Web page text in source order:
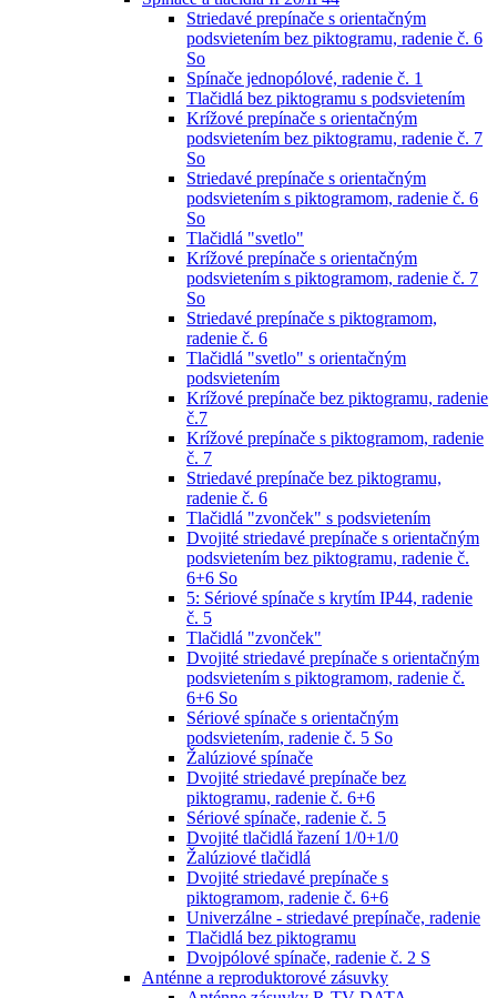
Striedavé prepínače s orientačným
podsvietením bez piktogramu, radenie č. 6
So
Spínače jednopólové, radenie č. 1
Tlačidlá bez piktogramu s podsvietením
Krížové prepínače s orientačným
podsvietením bez piktogramu, radenie č. 7
So
Striedavé prepínače s orientačným
podsvietením s piktogramom, radenie č. 6
So
Tlačidlá "svetlo"
Krížové prepínače s orientačným
podsvietením s piktogramom, radenie č. 7
So
Striedavé prepínače s piktogramom,
radenie č. 6
Tlačidlá "svetlo" s orientačným
podsvietením
Krížové prepínače bez piktogramu, radenie
č.7
Krížové prepínače s piktogramom, radenie
č. 7
Striedavé prepínače bez piktogramu,
radenie č. 6
Tlačidlá "zvonček" s podsvietením
Dvojité striedavé prepínače s orientačným
podsvietením bez piktogramu, radenie č.
6+6 So
5: Sériové spínače s krytím IP44, radenie
č. 5
Tlačidlá "zvonček"
Dvojité striedavé prepínače s orientačným
podsvietením s piktogramom, radenie č.
6+6 So
Sériové spínače s orientačným
podsvietením, radenie č. 5 So
Žalúziové spínače
Dvojité striedavé prepínače bez
piktogramu, radenie č. 6+6
Sériové spínače, radenie č. 5
Dvojité tlačidlá řazení 1/0+1/0
Žalúziové tlačidlá
Dvojité striedavé prepínače s
piktogramom, radenie č. 6+6
Univerzálne - striedavé prepínače, radenie
Tlačidlá bez piktogramu
Dvojpólové spínače, radenie č. 2 S
Anténne a reproduktorové zásuvky